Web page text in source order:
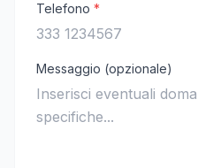
Telefono *
Messaggio (opzionale)